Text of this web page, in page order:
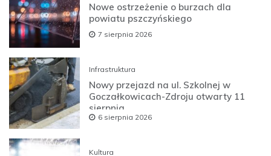
Nowe ostrzeżenie o burzach dla
powiatu pszczyńskiego
7 sierpnia 2026
Infrastruktura
Nowy przejazd na ul. Szkolnej w
Goczałkowicach-Zdroju otwarty 11
sierpnia
6 sierpnia 2026
Kultura